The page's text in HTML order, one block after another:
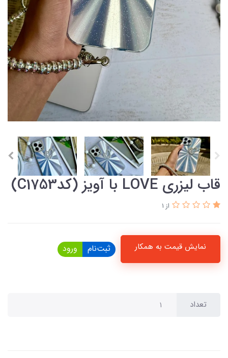
قاب لیزری LOVE با آویز (کدC1753)
از 1
نمایش قیمت به همکار ثبت‌نام ورود
تعداد